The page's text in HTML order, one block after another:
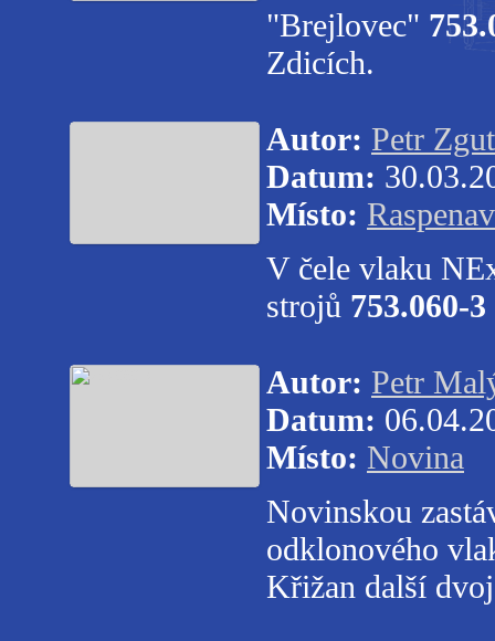
"Brejlovec"
Zdicích.
Autor: Petr Zgut
Datum:
Místo:
V čele vlaku
strojů 753.060-
Autor: Petr
Datum:
Místo: Novina
Novinskou
odklonového
Křižan další